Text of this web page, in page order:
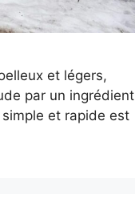
et légers,
par un ingrédient
et rapide est